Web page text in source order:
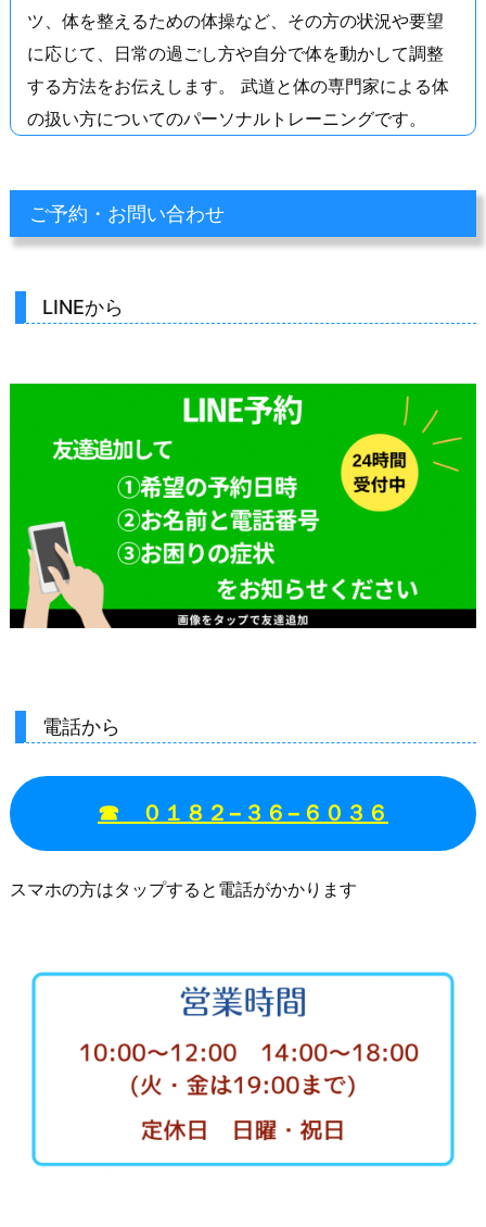
ツ、体を整えるための体操など、その方の状況や要望
に応じて、日常の過ごし方や自分で体を動かして調整
する方法をお伝えします。 武道と体の専門家による体
の扱い方についてのパーソナルトレーニングです。
ご予約・お問い合わせ
LINEから
電話から
☎︎ ０１８２−３６−６０３６
スマホの方はタップすると電話がかかります